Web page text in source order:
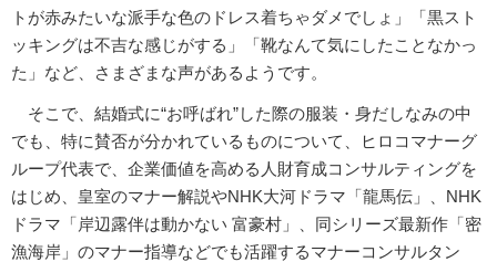
トが赤みたいな派手な色のドレス着ちゃダメでしょ」「黒スト
ッキングは不吉な感じがする」「靴なんて気にしたことなかっ
た」など、さまざまな声があるようです。
そこで、結婚式に“お呼ばれ”した際の服装・身だしなみの中
でも、特に賛否が分かれているものについて、ヒロコマナーグ
ループ代表で、企業価値を高める人財育成コンサルティングを
はじめ、皇室のマナー解説やNHK大河ドラマ「龍馬伝」、NHK
ドラマ「岸辺露伴は動かない 富豪村」、同シリーズ最新作「密
漁海岸」のマナー指導などでも活躍するマナーコンサルタン